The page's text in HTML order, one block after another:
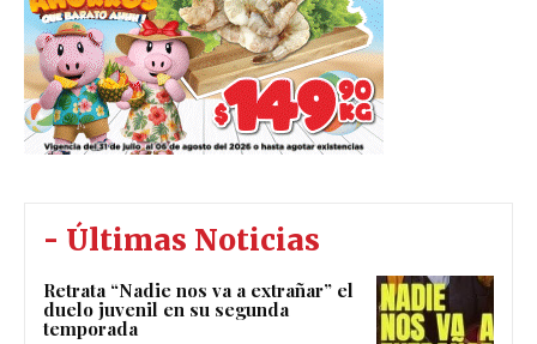
- Últimas Noticias
Retrata “Nadie nos va a extrañar” el
duelo juvenil en su segunda
temporada